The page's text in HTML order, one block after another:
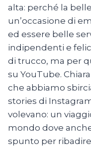
alta: perché la
un’occasione di
ed essere belle
indipendenti e
di trucco, ma per
su YouTube.
che abbiamo
stories di
volevano: un
mondo dove
spunto per